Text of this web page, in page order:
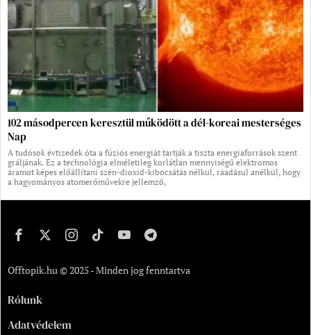
102 másodpercen keresztül működött a dél-koreai mesterséges
Nap
A tudósok évtizedek óta a fúziós energiát tartják a tiszta energiaforrások szent
gráljának. Ez a technológia elméletileg korlátlan mennyiségű elektromos
áramot képes előállítani szén-dioxid-kibocsátás nélkül, ráadásul anélkül, hogy
a hagyományos atomerőművekre jellemző,
Offtopik.hu © 2025 - Minden jog fenntartva
Rólunk
Adatvédelem